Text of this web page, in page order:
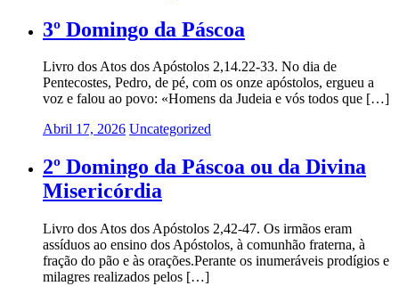
3º Domingo da Páscoa
Livro dos Atos dos Apóstolos 2,14.22-33. No dia de
Pentecostes, Pedro, de pé, com os onze apóstolos, ergueu a
voz e falou ao povo: «Homens da Judeia e vós todos que […]
Abril 17, 2026 Uncategorized
2º Domingo da Páscoa ou da Divina
Misericórdia
Livro dos Atos dos Apóstolos 2,42-47. Os irmãos eram
assíduos ao ensino dos Apóstolos, à comunhão fraterna, à
fração do pão e às orações.Perante os inumeráveis prodígios e
milagres realizados pelos […]